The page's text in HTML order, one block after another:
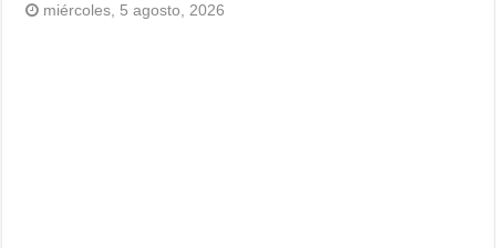
miércoles, 5 agosto, 2026